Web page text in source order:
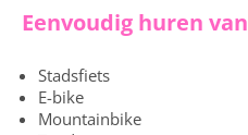
Eenvoudig huren van
Stadsfiets
E-bike
Mountainbike